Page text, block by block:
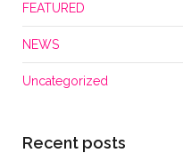
FEATURED
NEWS
Uncategorized
Recent posts